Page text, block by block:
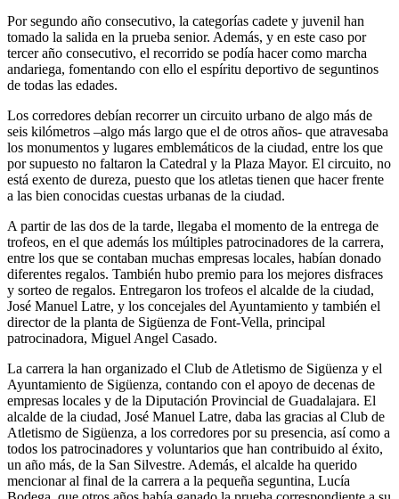
Por segundo año consecutivo, la categorías cadete y juvenil han
tomado la salida en la prueba senior. Además, y en este caso por
tercer año consecutivo, el recorrido se podía hacer como marcha
andariega, fomentando con ello el espíritu deportivo de seguntinos
de todas las edades.
Los corredores debían recorrer un circuito urbano de algo más de
seis kilómetros –algo más largo que el de otros años- que atravesaba
los monumentos y lugares emblemáticos de la ciudad, entre los que
por supuesto no faltaron la Catedral y la Plaza Mayor. El circuito, no
está exento de dureza, puesto que los atletas tienen que hacer frente
a las bien conocidas cuestas urbanas de la ciudad.
A partir de las dos de la tarde, llegaba el momento de la entrega de
trofeos, en el que además los múltiples patrocinadores de la carrera,
entre los que se contaban muchas empresas locales, habían donado
diferentes regalos. También hubo premio para los mejores disfraces
y sorteo de regalos. Entregaron los trofeos el alcalde de la ciudad,
José Manuel Latre, y los concejales del Ayuntamiento y también el
director de la planta de Sigüenza de Font-Vella, principal
patrocinadora, Miguel Angel Casado.
La carrera la han organizado el Club de Atletismo de Sigüenza y el
Ayuntamiento de Sigüenza, contando con el apoyo de decenas de
empresas locales y de la Diputación Provincial de Guadalajara. El
alcalde de la ciudad, José Manuel Latre, daba las gracias al Club de
Atletismo de Sigüenza, a los corredores por su presencia, así como a
todos los patrocinadores y voluntarios que han contribuido al éxito,
un año más, de la San Silvestre. Además, el alcalde ha querido
mencionar al final de la carrera a la pequeña seguntina, Lucía